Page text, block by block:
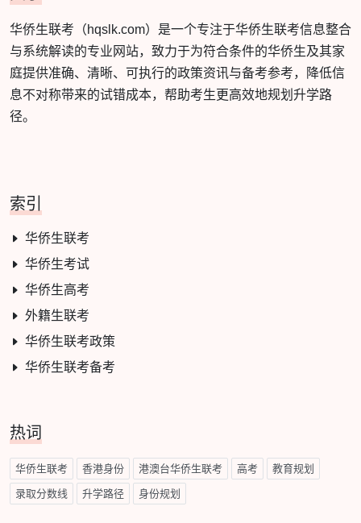
华侨生联考（hqslk.com）是一个专注于华侨生联考信息整合
与系统解读的专业网站，致力于为符合条件的华侨生及其家
庭提供准确、清晰、可执行的政策资讯与备考参考，降低信
息不对称带来的试错成本，帮助考生更高效地规划升学路
径。
索引
华侨生联考
华侨生考试
华侨生高考
外籍生联考
华侨生联考政策
华侨生联考备考
热词
华侨生联考 香港身份 港澳台华侨生联考 高考 教育规划
录取分数线 升学路径 身份规划